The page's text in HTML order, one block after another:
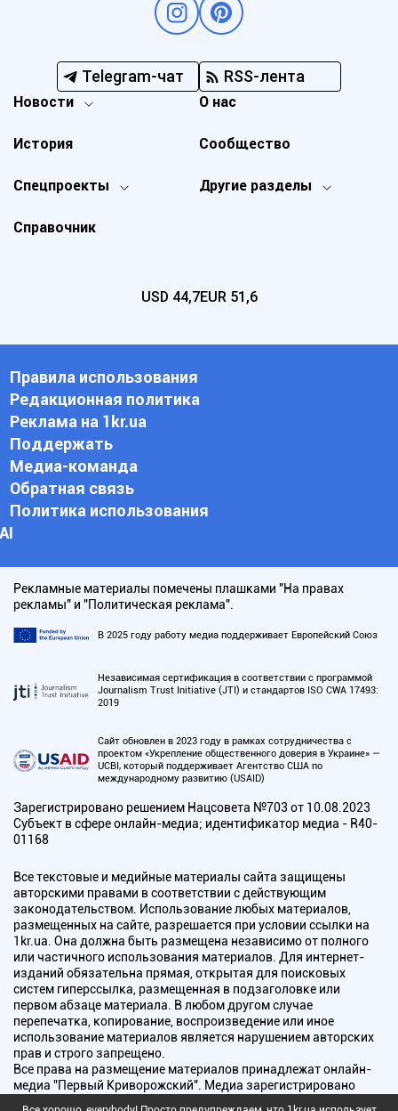
Telegram-чат RSS-лента
Новости
Спецпроекты Другие разделы
История
О нас
Справочник
Сообщество
USD 44,7EUR 51,6
Правила использования
Редакционная политика
Реклама на 1kr.ua
Поддержать
Медиа-команда
Обратная связь
Политика использования
АI
Рекламные материалы помечены плашками "На правах
рекламы" и "Политическая реклама".
В 2025 году работу медиа поддерживает Европейский Союз
Независимая сертификация в соответствии с программой
Journalism Trust Initiative (JTI) и стандартов ISO CWA 17493:
2019
Сайт обновлен в 2023 году в рамках сотрудничества с
проектом «Укрепление общественного доверия в Украине» —
UCBI, который поддерживает Агентство США по
международному развитию (USAID)
Зарегистрировано решением Нацсовета №703 от 10.08.2023
Субъект в сфере онлайн-медиа; идентификатор медиа - R40-
01168
Все текстовые и медийные материалы сайта защищены
авторскими правами в соответствии с действующим
законодательством. Использование любых материалов,
размещенных на сайте, разрешается при условии ссылки на
1kr.ua. Она должна быть размещена независимо от полного
или частичного использования материалов. Для интернет-
изданий обязательна прямая, открытая для поисковых
систем гиперссылка, размещенная в подзаголовке или
первом абзаце материала. В любом другом случае
перепечатка, копирование, воспроизведение или иное
использование материалов является нарушением авторских
прав и строго запрещено.
Все права на размещение материалов принадлежат онлайн-
медиа "Первый Криворожский". Медиа зарегистрировано